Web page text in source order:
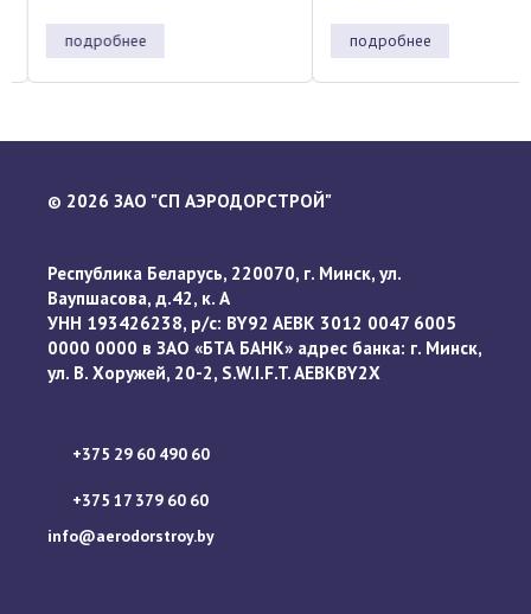
подробнее подробнее
© 2026 ЗАО "СП АЭРОДОРСТРОЙ"
Республика Беларусь, 220070, г. Минск, ул.
Ваупшасова, д.42, к. А
УНН 193426238, р/с: BY92 AEBK 3012 0047 6005
0000 0000 в ЗАО «БТА БАНК» адрес банка: г. Минск,
ул. В. Хоружей, 20-2, S.W.I.F.T. AEBKBY2X
+375 29 60 490 60
+375 17 379 60 60
info@aerodorstroy.by